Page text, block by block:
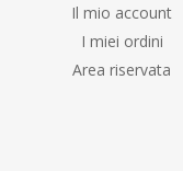
Il mio account
I miei ordini
Area riservata